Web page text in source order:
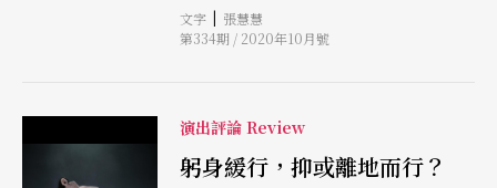
是，它們只是藏著，等待機會。我看著它們，不曾
感到厭倦。」這位剛過七十歲生日的編舞家圓框眼
子都有它的家。」
文字 | 張慧慧
第334期 / 2020年10月號
演出評論 Review
躬身緩行，抑或離地而行？